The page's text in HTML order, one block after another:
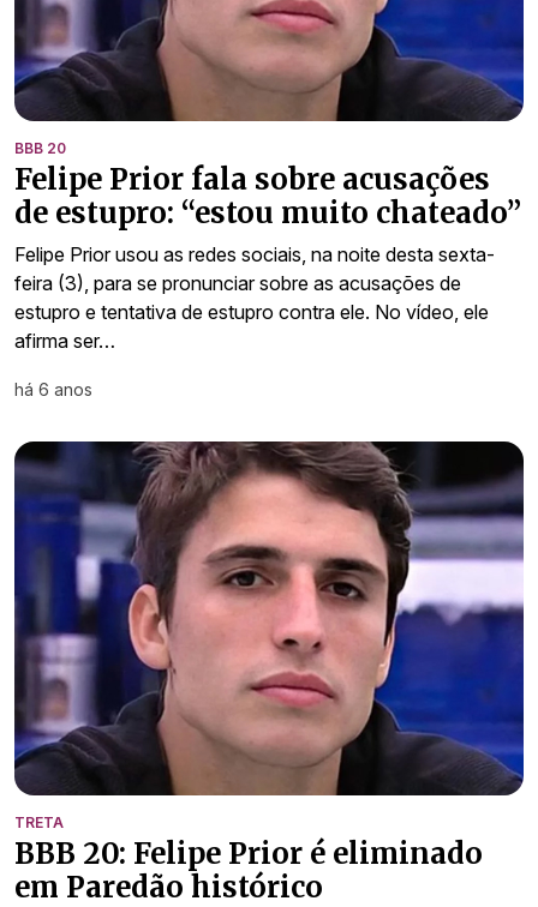
BBB 20
Felipe Prior fala sobre acusações
de estupro: “estou muito chateado”
Felipe Prior usou as redes sociais, na noite desta sexta-
feira (3), para se pronunciar sobre as acusações de
estupro e tentativa de estupro contra ele. No vídeo, ele
afirma ser…
há 6 anos
TRETA
BBB 20: Felipe Prior é eliminado
em Paredão histórico